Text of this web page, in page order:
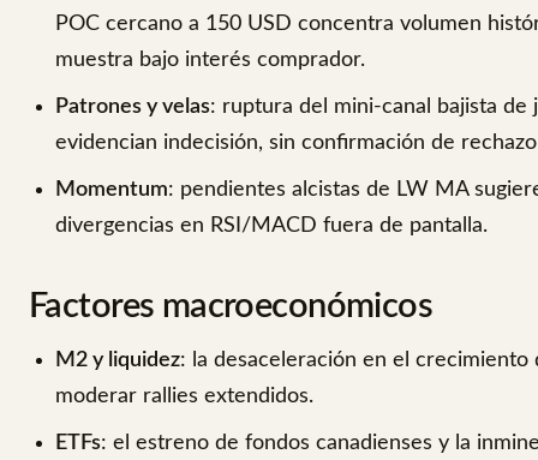
POC cercano a 150 USD concentra volumen
muestra bajo interés comprador.
Patrones y velas: ruptura del mini-canal bajista
evidencian indecisión, sin confirmación de
Momentum: pendientes alcistas de LW MA
divergencias en RSI/MACD fuera de pantalla.
Factores macroeconómicos
M2 y liquidez: la desaceleración en el
moderar rallies extendidos.
ETFs: el estreno de fondos canadienses y la